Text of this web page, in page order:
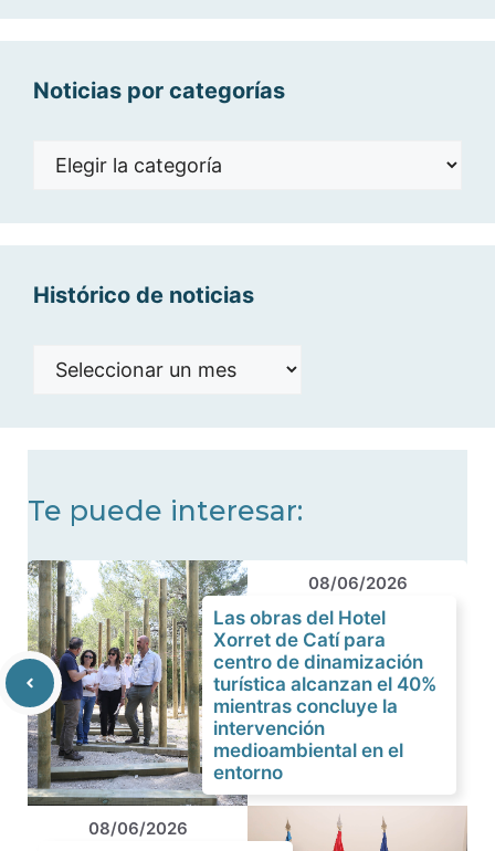
Noticias por categorías
Noticias
Histórico de noticias
Histórico
Te puede interesar:
08/06/2026
Las obras del Hotel
Xorret de Catí para
centro de dinamización
turística alcanzan el 40%
mientras concluye la
intervención
medioambiental en el
entorno
08/06/2026